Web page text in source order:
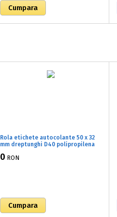
Rola etichete autocolante 50 x 32
mm dreptunghi D40 polipropilena
buc/rola (71x050032)
0 RON